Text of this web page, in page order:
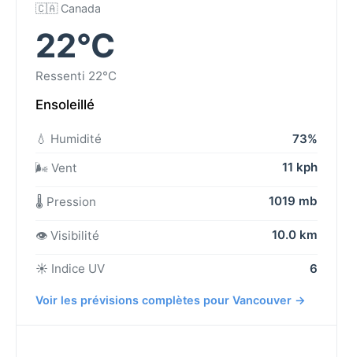
🇨🇦 Canada
22°C
Ressenti 22°C
Ensoleillé
💧 Humidité
73%
🌬️ Vent
11 kph
🌡️ Pression 1019 mb
👁️ Visibilité 10.0 km
☀️ Indice UV 6
Voir les prévisions complètes pour Vancouver →